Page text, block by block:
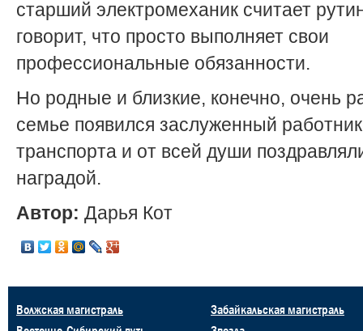
старший электромеханик считает
говорит, что просто выполняет свои
профессиональные обязанности.
Но родные и близкие, конечно, очень
семье появился заслуженный работник
транспорта и от всей души
наградой.
Автор: Дарья Кот
Волжская магистраль
Забайкальская магистраль